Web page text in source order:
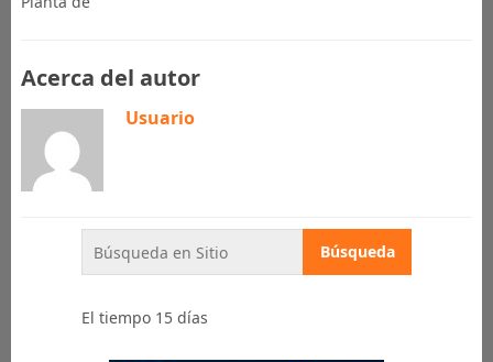
Acerca del autor
Usuario
El tiempo 15 días